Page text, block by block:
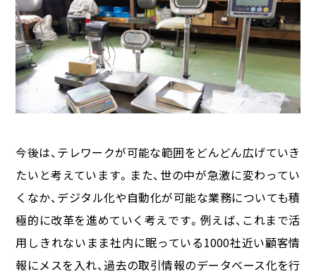
今後は、テレワークが可能な範囲をどんどん広げていき
たいと考えています。また、世の中が急激に変わってい
くなか、デジタル化や自動化が可能な業務についても積
極的に改革を進めていく考えです。例えば、これまで活
用しきれないまま社内に眠っている1000社近い顧客情
報にメスを入れ、過去の取引情報のデータベース化を行